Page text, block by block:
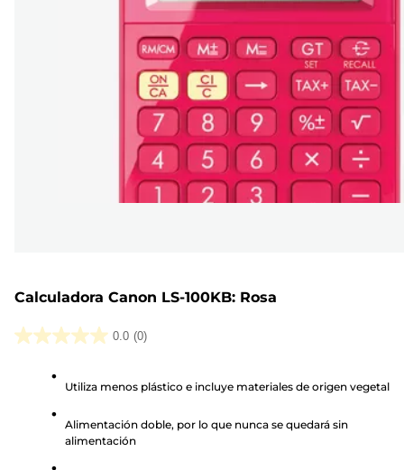
Calculadora Canon LS-100KB: Rosa
0.0 (0)
0.0
estrellas.
Utiliza menos plástico e incluye materiales de origen vegetal
Alimentación doble, por lo que nunca se quedará sin
alimentación